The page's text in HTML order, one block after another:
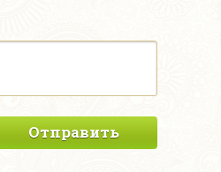
Отправить